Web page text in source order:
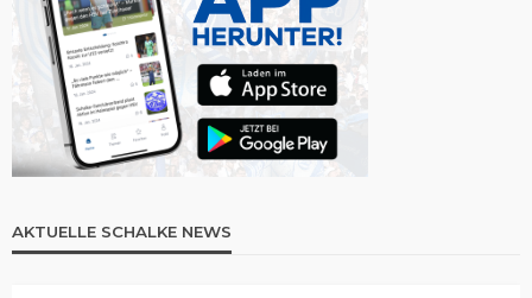
AKTUELLE SCHALKE NEWS